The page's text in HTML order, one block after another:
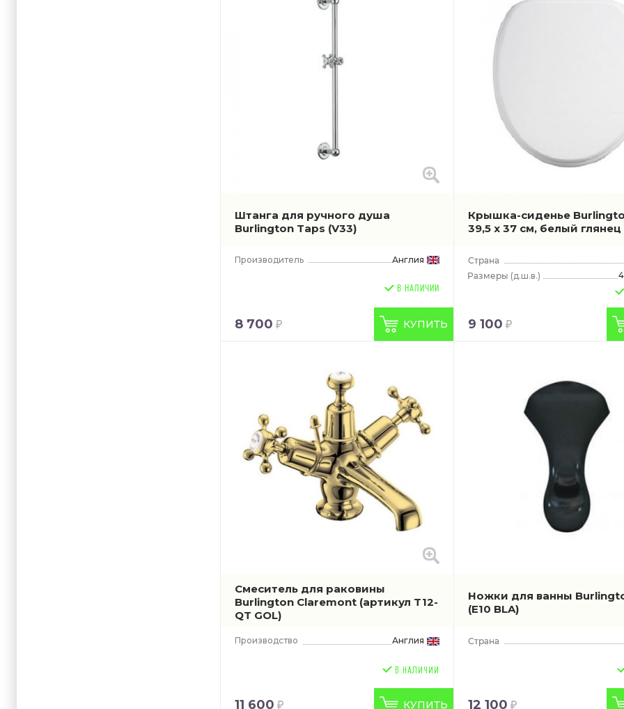
Штанга для ручного душа
Burlington Taps (V33)
Производитель Англия
В НАЛИЧИИ
8 700 КУПИТЬ
Крышка-сиденье
39,5 x 37 см, белый глянец
(д.ш.в.)
9 100
Смеситель для раковины
Burlington Claremont (артикул T12-
QT GOL)
Производство Англия
11 600 КУПИТЬ
Ножки для ванны
(E10 BLA)
12 100